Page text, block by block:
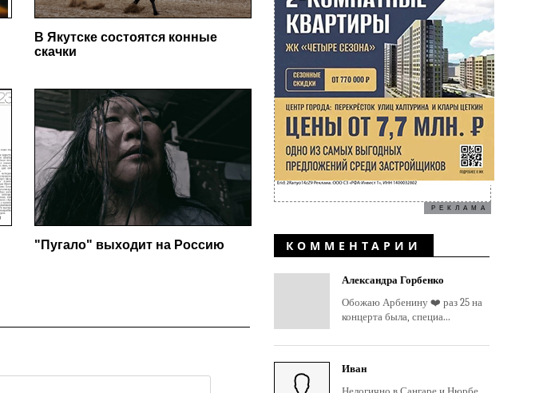
В Якутске состоятся конные
скачки
"Пугало" выходит на Россию
РЕКЛАМА
КОММЕНТАРИИ
Александра Горбенко
Обожаю Арбенину ❤️ раз 25 на
концерта была, специа...
Иван